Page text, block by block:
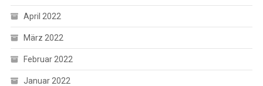
April 2022
März 2022
Februar 2022
Januar 2022